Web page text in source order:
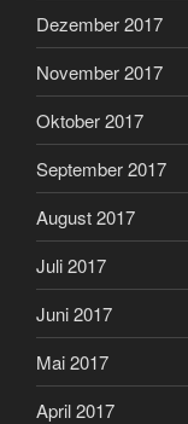
Dezember 2017
November 2017
Oktober 2017
September 2017
August 2017
Juli 2017
Juni 2017
Mai 2017
April 2017